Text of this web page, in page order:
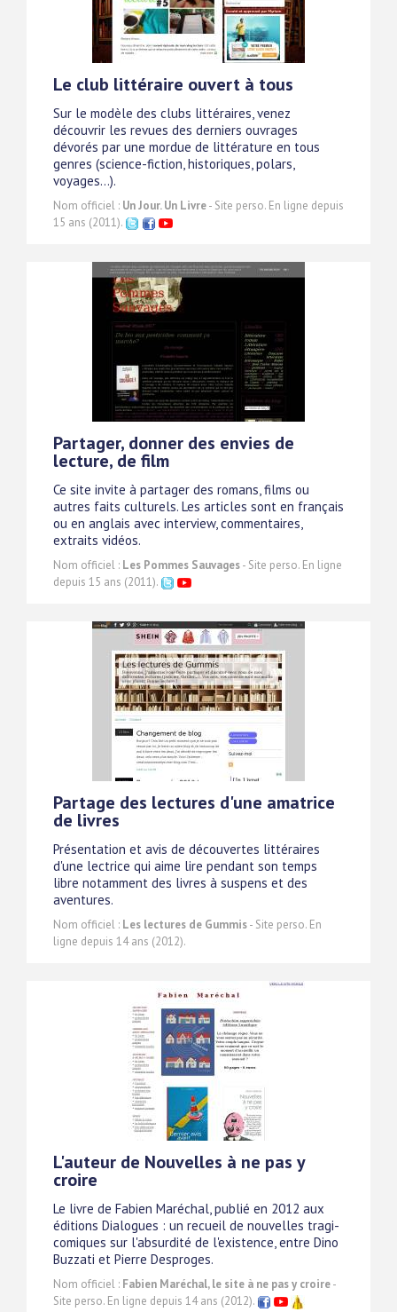
Le club littéraire ouvert à tous
Sur le modèle des clubs littéraires, venez
découvrir les revues des derniers ouvrages
dévorés par une mordue de littérature en tous
genres (science-fiction, historiques, polars,
voyages...).
Nom officiel : Un Jour. Un Livre- Site perso. En ligne depuis
15 ans (2011).
Partager, donner des envies de
lecture, de film
Ce site invite à partager des romans, films ou
autres faits culturels. Les articles sont en français
ou en anglais avec interview, commentaires,
extraits vidéos.
Nom officiel : Les Pommes Sauvages- Site perso. En ligne
depuis 15 ans (2011).
Partage des lectures d'une amatrice
de livres
Présentation et avis de découvertes littéraires
d'une lectrice qui aime lire pendant son temps
libre notamment des livres à suspens et des
aventures.
Nom officiel : Les lectures de Gummis- Site perso. En
ligne depuis 14 ans (2012).
L'auteur de Nouvelles à ne pas y
croire
Le livre de Fabien Maréchal, publié en 2012 aux
éditions Dialogues : un recueil de nouvelles tragi-
comiques sur l'absurdité de l'existence, entre Dino
Buzzati et Pierre Desproges.
Nom officiel : Fabien Maréchal, le site à ne pas y croire-
Site perso. En ligne depuis 14 ans (2012).